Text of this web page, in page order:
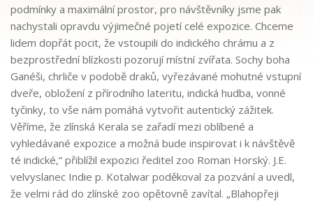
podmínky a maximální prostor, pro návštěvníky jsme pak
nachystali opravdu výjimečné pojetí celé expozice. Chceme
lidem dopřát pocit, že vstoupili do indického chrámu a z
bezprostřední blízkosti pozorují místní zvířata. Sochy boha
Ganéši, chrliče v podobě draků, vyřezávané mohutné vstupní
dveře, obložení z přírodního lateritu, indická hudba, vonné
tyčinky, to vše nám pomáhá vytvořit autentický zážitek.
Věříme, že zlínská Kerala se zařadí mezi oblíbené a
vyhledávané expozice a možná bude inspirovat i k návštěvě
té indické,“ přiblížil expozici ředitel zoo Roman Horský. J.E.
velvyslanec Indie p. Kotalwar poděkoval za pozvání a uvedl,
že velmi rád do zlínské zoo opětovně zavítal. „Blahopřeji